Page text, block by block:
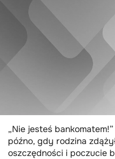
„Nie jesteś
późno, gdy rodzina
oszczędności i poczucie